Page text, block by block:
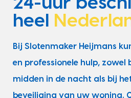
heel
Bij Slotenmaker Heijmans
en professionele hulp, zowel
midden in de nacht als bij
beveiliging van uw woning.